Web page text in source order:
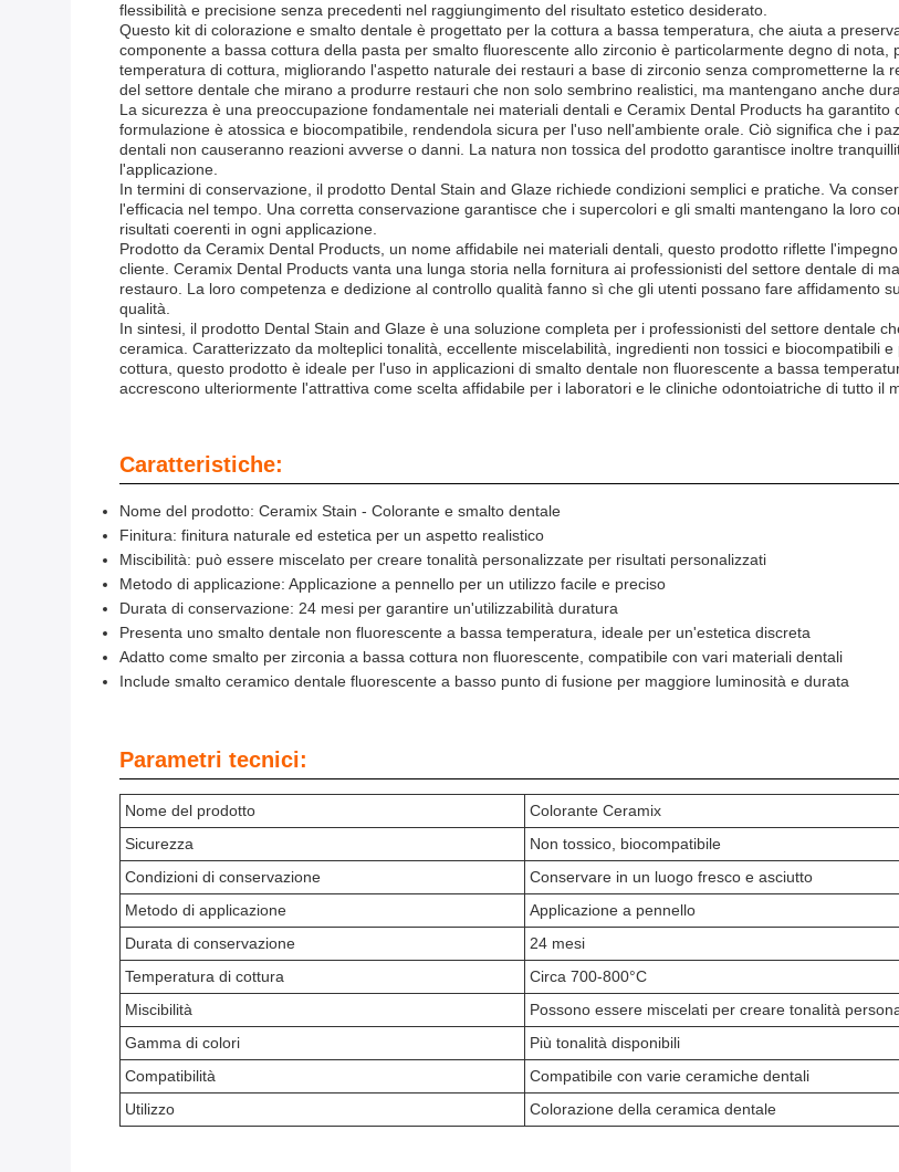
flessibilità e precisione senza precedenti nel raggiungimento del risultato estetico desiderato.
Questo kit di colorazione e smalto dentale è progettato per la cottura a bassa temperatura, che aiuta a
componente a bassa cottura della pasta per smalto fluorescente allo zirconio è particolarmente degno di
temperatura di cottura, migliorando l'aspetto naturale dei restauri a base di zirconio senza comprometterne la
del settore dentale che mirano a produrre restauri che non solo sembrino realistici, ma mantengano anche
La sicurezza è una preoccupazione fondamentale nei materiali dentali e Ceramix Dental Products ha
formulazione è atossica e biocompatibile, rendendola sicura per l'uso nell'ambiente orale. Ciò significa che i
dentali non causeranno reazioni avverse o danni. La natura non tossica del prodotto garantisce inoltre
l'applicazione.
In termini di conservazione, il prodotto Dental Stain and Glaze richiede condizioni semplici e pratiche. Va
l'efficacia nel tempo. Una corretta conservazione garantisce che i supercolori e gli smalti mantengano la loro
risultati coerenti in ogni applicazione.
Prodotto da Ceramix Dental Products, un nome affidabile nei materiali dentali, questo prodotto riflette
cliente. Ceramix Dental Products vanta una lunga storia nella fornitura ai professionisti del settore dentale di
restauro. La loro competenza e dedizione al controllo qualità fanno sì che gli utenti possano fare affidamento
qualità.
In sintesi, il prodotto Dental Stain and Glaze è una soluzione completa per i professionisti del settore dentale
ceramica. Caratterizzato da molteplici tonalità, eccellente miscelabilità, ingredienti non tossici e biocompatibili
cottura, questo prodotto è ideale per l'uso in applicazioni di smalto dentale non fluorescente a bassa
accrescono ulteriormente l'attrattiva come scelta affidabile per i laboratori e le cliniche odontoiatriche di tutto il
Caratteristiche:
Nome del prodotto: Ceramix Stain - Colorante e smalto dentale
Finitura: finitura naturale ed estetica per un aspetto realistico
Miscibilità: può essere miscelato per creare tonalità personalizzate per risultati personalizzati
Metodo di applicazione: Applicazione a pennello per un utilizzo facile e preciso
Durata di conservazione: 24 mesi per garantire un'utilizzabilità duratura
Presenta uno smalto dentale non fluorescente a bassa temperatura, ideale per un'estetica discreta
Adatto come smalto per zirconia a bassa cottura non fluorescente, compatibile con vari materiali dentali
Include smalto ceramico dentale fluorescente a basso punto di fusione per maggiore luminosità e durata
Parametri tecnici:
Nome del prodotto
Colorante Ceramix
Sicurezza
Non tossico, biocompatibile
Condizioni di conservazione
Conservare in un luogo fresco e asciutto
Metodo di applicazione
Applicazione a pennello
Durata di conservazione
24 mesi
Temperatura di cottura
Circa 700-800°C
Miscibilità
Possono essere miscelati per creare tonalità
Gamma di colori
Più tonalità disponibili
Compatibilità
Compatibile con varie ceramiche dentali
Utilizzo
Colorazione della ceramica dentale